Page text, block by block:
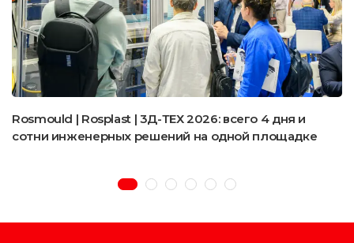
Rosmould | Rosplast | 3Д-ТЕХ 2026: всего 4 дня и
сотни инженерных решений на одной площадке